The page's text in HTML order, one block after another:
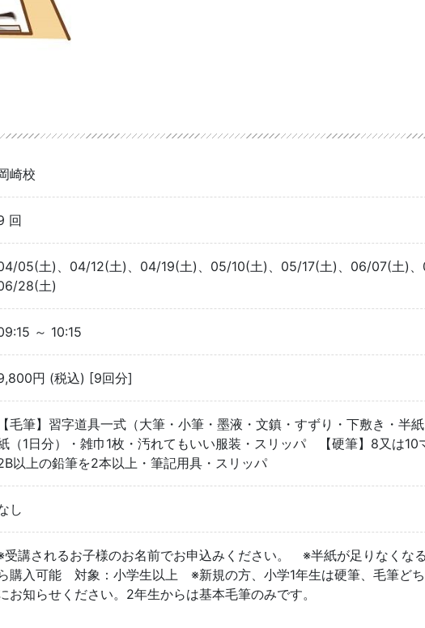
崎校
回
05(土)、04/12(土)、04/19(土)、05/10(土)、05/17(土)、06/07(土)、
28(土)
～ 10:15
円 (税込) [9回分]
【毛筆】習字道具一式（大筆・小筆・墨液・文鎮・すずり・下敷き・半
（1日分）・雑巾1枚・汚れてもいい服装・スリッパ 【硬筆】8又は10
以上の鉛筆を2本以上・筆記用具・スリッパ
し
受講されるお子様のお名前でお申込みください。 ※半紙が足りなくな
購入可能 対象：小学生以上 ※新規の方、小学1年生は硬筆、毛筆ど
お知らせください。2年生からは基本毛筆のみです。